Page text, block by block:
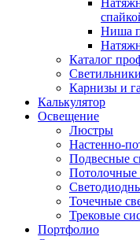
Ниша
Каталог
Карнизы и
Калькулятор
Освещение
Люстры
Настенно-
Подвесные
Потолочные
Точечные
Трековые
Портфолио